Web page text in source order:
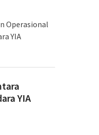
Operasional
YIA
YIA